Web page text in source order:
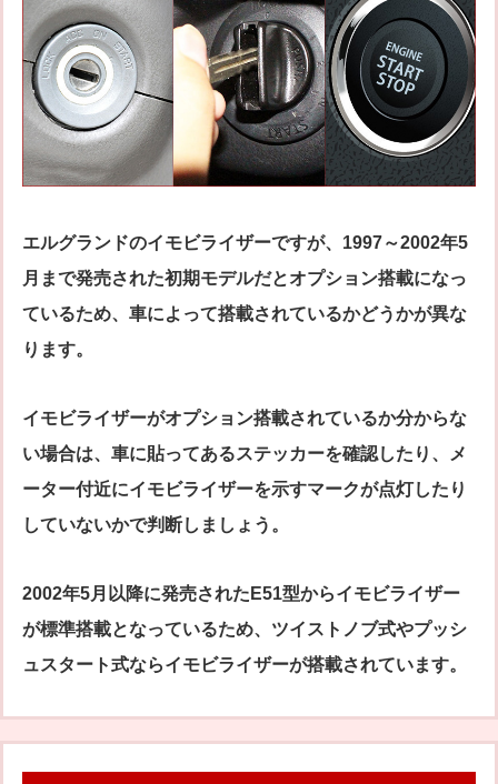
エルグランドのイモビライザーですが、1997～2002年5
月まで発売された初期モデルだとオプション搭載になっ
ているため、車によって搭載されているかどうかが異な
ります。
イモビライザーがオプション搭載されているか分からな
い場合は、車に貼ってあるステッカーを確認したり、メ
ーター付近にイモビライザーを示すマークが点灯したり
していないかで判断しましょう。
2002年5月以降に発売されたE51型からイモビライザー
が標準搭載となっているため、ツイストノブ式やプッシ
ュスタート式ならイモビライザーが搭載されています。